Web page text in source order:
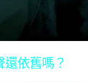
依舊嗎？